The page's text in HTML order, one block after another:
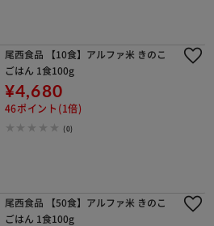
尾西食品 【10食】アルファ米 きのこ
ごはん 1食100g
¥4,680
46ポイント(1倍)
(0)
尾西食品 【50食】アルファ米 きのこ
ごはん 1食100g